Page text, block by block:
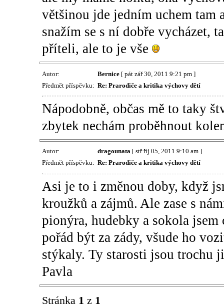
většinou jde jedním uchem tam
snažím se s ní dobře vycházet,
příteli, ale to je vše
Autor: Bernice[ pát zář 30, 2011 9:21 pm ]
Předmět příspěvku: Re: Prarodiče a kritika výchovy dětí
Nápodobně, občas mě to taky
zbytek nechám proběhnout
Autor: dragounata[ stř říj 05, 2011 9:10 am ]
Předmět příspěvku: Re: Prarodiče a kritika výchovy dětí
Asi je to i změnou doby, když
kroužků a zájmů. Ale zase s
pionýra, hudebky a sokola jsem
pořád být za zády, všude ho
stýkaly. Ty starosti jsou trochu
Pavla
Stránka 1 z 1